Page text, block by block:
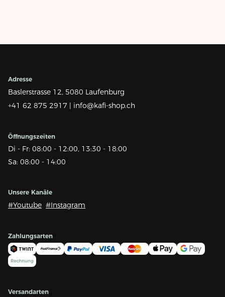
Adresse
Baslerstrasse 12, 5080 Laufenburg
+41 62 875 2917 | info@kafi-shop.ch
Öffnungszeiten
Di - Fr: 08:00 - 12:00, 13:30 - 18:00
Sa: 08:00 - 14:00
Unsere Kanäle
#Youtube #Instagram
Zahlungsarten
Versandarten